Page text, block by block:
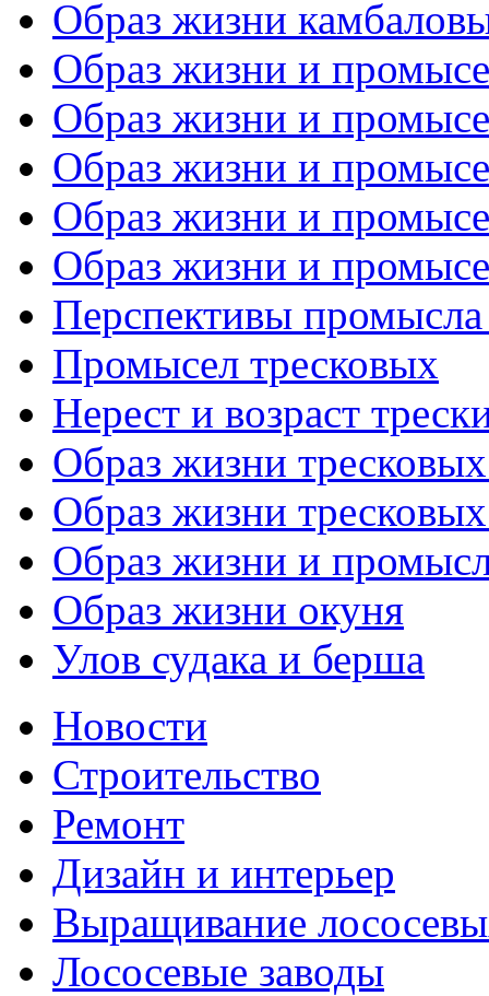
Образ жизни
Образ жизни и
Образ жизни и
Образ жизни и
Образ жизни и
Образ жизни и
Перспективы
Промысел тресковых
Нерест и возраст
Образ жизни
Образ жизни
Образ жизни и
Образ жизни окуня
Улов судака и берша
Новости
Строительство
Ремонт
Дизайн и интерьер
Выращивание
Лососевые заводы